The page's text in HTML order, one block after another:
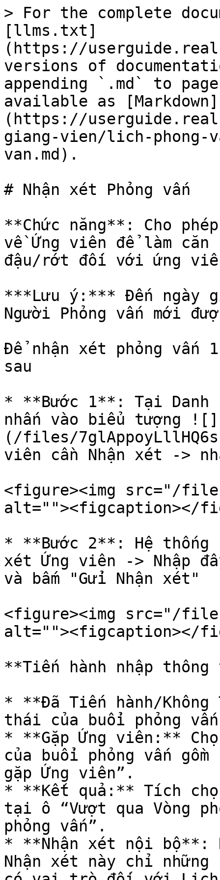
> For the complete
[llms.txt]
(https://
versions of
appending `.md` to
available as [Markdown]
(https://
giang-vien/lich-phong-
van.md).
# Nhận xét Phỏng vấn
**Chức năng**: Cho
về Ứng viên để làm
đậu/rớt đối với ứng
***Lưu ý:*** Đến ngày
Người Phỏng vấn mới
Để nhận xét phỏng vấn
sau
* **Bước 1**: Tại Danh
nhấn vào biểu tượng ![]
(/files/
viên cần Nhận xét ->
<figure><img src="/files/
alt=""><figcaption></
* **Bước 2**: Hệ
xét Ứng viên -> Nhập
và bấm "Gửi Nhận xét"
<figure><img src="/files/
alt=""><figcaption></
**Tiến hành nhập
* **Đã Tiến hành/
thái của buổi phỏng
* **Gặp Ứng viên:**
của buổi phỏng vấn gồm
gặp Ứng viên”.
* **Kết quả:** Tích
tại ô “Vượt qua Vòng
phỏng vấn”.
* **Nhận xét nội bộ**:
Nhận xét này chỉ những